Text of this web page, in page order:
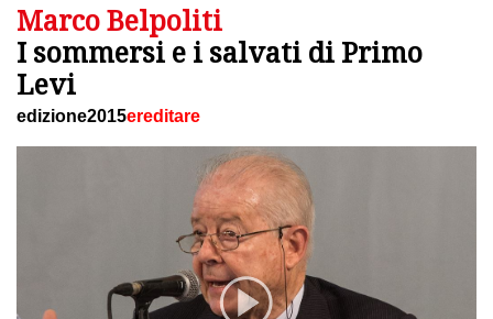
Marco Belpoliti
I sommersi e i salvati di Primo
Levi
edizione2015ereditare